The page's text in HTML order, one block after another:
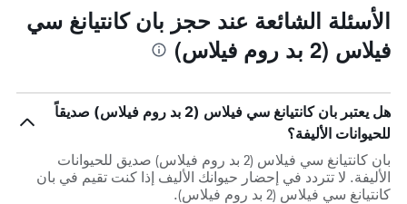
الأسئلة الشائعة عند حجز بان كانتيانغ سي
فيلاس (2 بد روم فيلاس)
هل يعتبر بان كانتيانغ سي فيلاس (2 بد روم فيلاس) صديقاً
للحيوانات الأليفة؟
بان كانتيانغ سي فيلاس (2 بد روم فيلاس) صديق للحيوانات
الأليفة. لا تتردد في إحضار حيوانك الأليف إذا كنت تقيم في بان
كانتيانغ سي فيلاس (2 بد روم فيلاس).